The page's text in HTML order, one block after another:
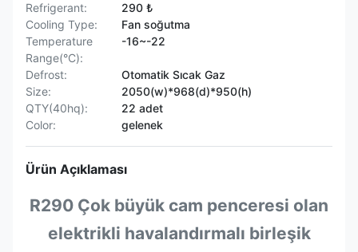
Refrigerant:
290 ₺
Cooling Type:
Fan soğutma
Temperature
Range(°C):
-16~-22
Defrost:
Otomatik Sıcak Gaz
Size:
2050(w)*968(d)*950(h)
QTY(40hq):
22 adet
Color:
gelenek
Ürün Açıklaması
R290 Çok büyük cam penceresi olan
elektrikli havalandırmalı birleşik